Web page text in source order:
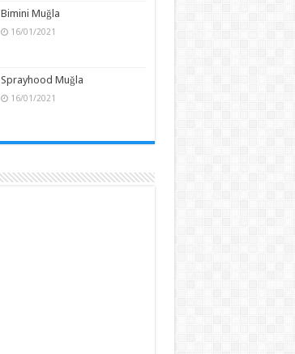
Bimini Muğla
16/01/2021
Sprayhood Muğla
16/01/2021